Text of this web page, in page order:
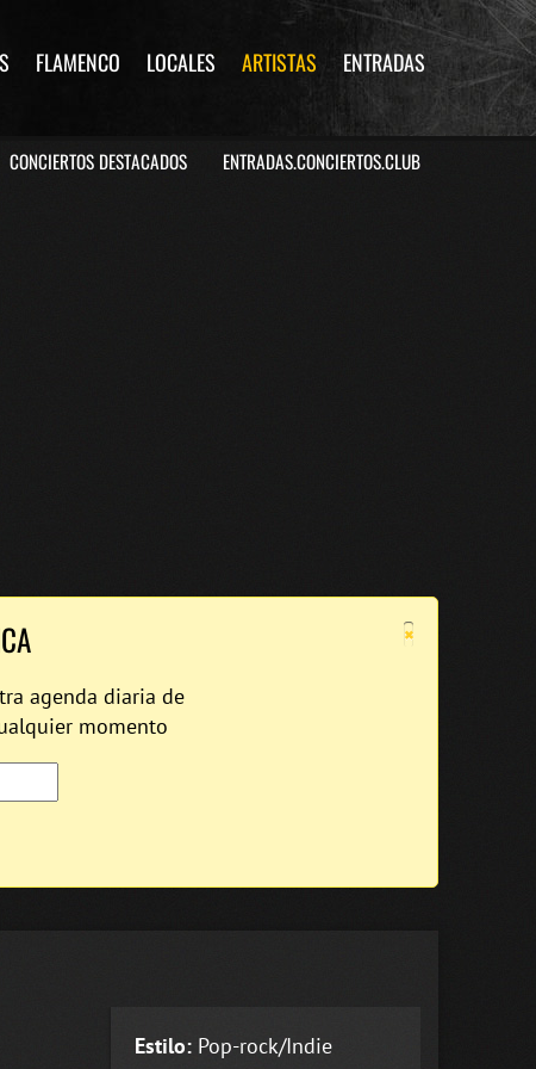
FLAMENCO LOCALES ARTISTAS ENTRADAS
CONCIERTOS DESTACADOS ENTRADAS.CONCIERTOS.CLUB
×
agenda diaria de
momento
Estilo: Pop-rock/Indie